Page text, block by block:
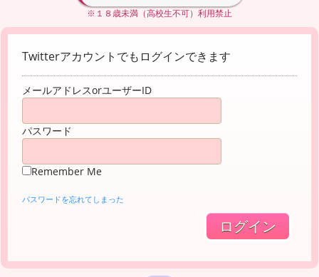
※１８歳未満（高校生不可）利用禁止
Twitterアカウントでもログインできます
メールアドレスorユーザーID
パスワード
Remember Me
パスワードを忘れてしまった